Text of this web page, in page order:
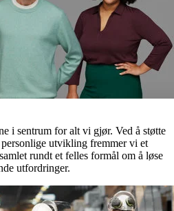
i sentrum for alt vi gjør. Ved å støtte
utvikling fremmer vi et
rundt et felles formål om å løse
utfordringer.